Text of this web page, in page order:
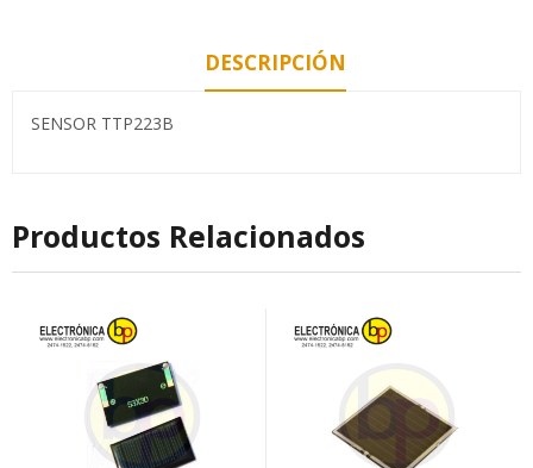
DESCRIPCIÓN
SENSOR TTP223B
Productos Relacionados